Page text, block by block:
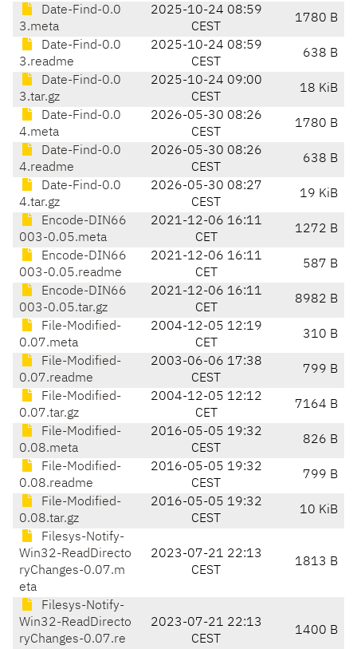
Date-Find-0.0
3.meta
2025-10-24 08:59
CEST
1780 B
Date-Find-0.0
3.readme
2025-10-24 08:59
CEST
638 B
Date-Find-0.0
3.tar.gz
2025-10-24 09:00
CEST
18 KiB
Date-Find-0.0
4.meta
2026-05-30 08:26
CEST
1780 B
Date-Find-0.0
4.readme
2026-05-30 08:26
CEST
638 B
Date-Find-0.0
4.tar.gz
2026-05-30 08:27
CEST
19 KiB
Encode-DIN66
003-0.05.meta
2021-12-06 16:11
CET
1272 B
Encode-DIN66
003-0.05.readme
2021-12-06 16:11
CET
587 B
Encode-DIN66
003-0.05.tar.gz
2021-12-06 16:11
CET
8982 B
File-Modified-
0.07.meta
2004-12-05 12:19
CET
310 B
File-Modified-
0.07.readme
2003-06-06 17:38
CEST
799 B
File-Modified-
0.07.tar.gz
2004-12-05 12:12
CET
7164 B
File-Modified-
0.08.meta
2016-05-05 19:32
CEST
826 B
File-Modified-
0.08.readme
2016-05-05 19:32
CEST
799 B
File-Modified-
0.08.tar.gz
2016-05-05 19:32
CEST
10 KiB
Filesys-Notify-
Win32-ReadDirecto
ryChanges-0.07.m
eta
2023-07-21 22:13
CEST
1813 B
Filesys-Notify-
Win32-ReadDirecto
ryChanges-0.07.re
2023-07-21 22:13
CEST
1400 B